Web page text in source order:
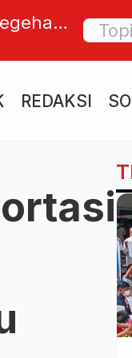
Day,
REDAKSI